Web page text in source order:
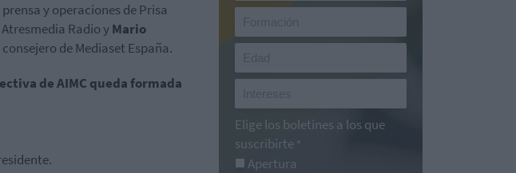
y operaciones de Prisa
Radio yMario
de Mediaset España.
de AIMC queda formada
Elige los boletines a los que
suscribirte *
Apertura